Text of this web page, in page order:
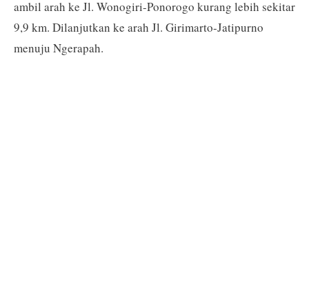
ambil arah ke Jl. Wonogiri-Ponorogo kurang lebih sekitar
9,9 km. Dilanjutkan ke arah Jl. Girimarto-Jatipurno
menuju Ngerapah.